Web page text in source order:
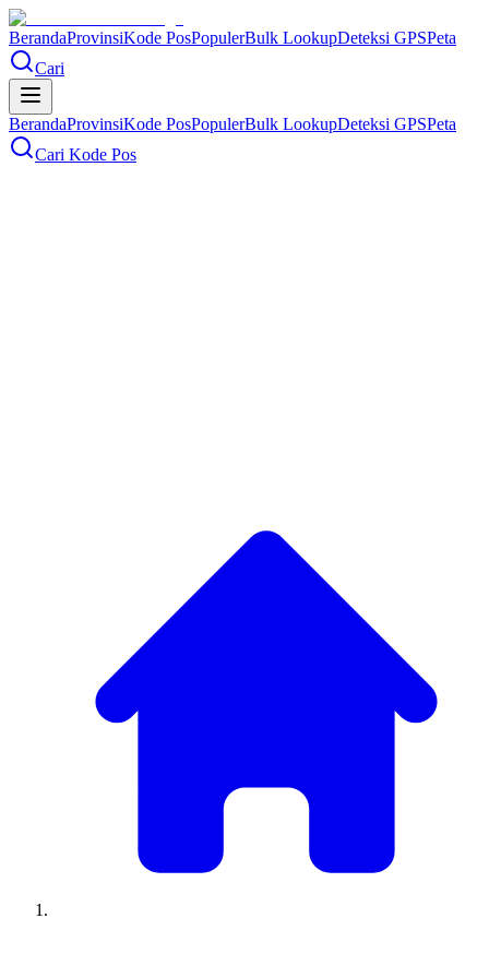
BerandaProvinsiKode PosPopulerBulk LookupDeteksi GPSPeta
Cari
BerandaProvinsiKode PosPopulerBulk LookupDeteksi GPSPeta
Cari Kode Pos